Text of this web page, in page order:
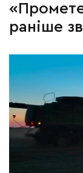
раніше